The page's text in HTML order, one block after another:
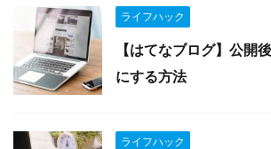
ライフハック
【はてなブログ】公開
にする方法
ライフハック